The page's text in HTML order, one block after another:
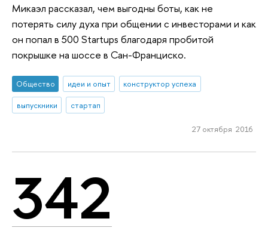
Микаэл рассказал, чем выгодны боты, как не
потерять силу духа при общении с инвесторами и как
он попал в 500 Startups благодаря пробитой
покрышке на шоссе в Сан-Франциско.
Общество идеи и опыт
конструктор успеха
выпускники
стартап
27 октября 2016
342